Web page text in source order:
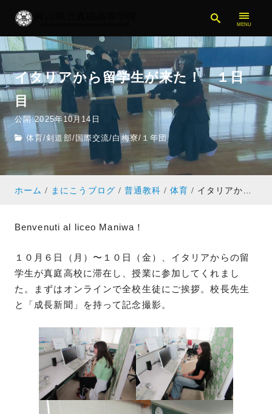
イタリアから留学生が来た！ １日
目
公開:2025年10月14日
体育/剣道部/ 国際交流/白梅寮/ １年団
ホーム まにこうブログ 普通教科 体育 イタリアから留学生が来た！ １日目
Benvenuti al liceo Maniwa！
１０月６日（月）〜１０日（金）、イタリアからの留
学生が真庭高校に滞在し、授業に参加してくれまし
た。まずはオンラインで全校生徒にご挨拶。校長先生
と「成長新聞」を持って記念撮影。